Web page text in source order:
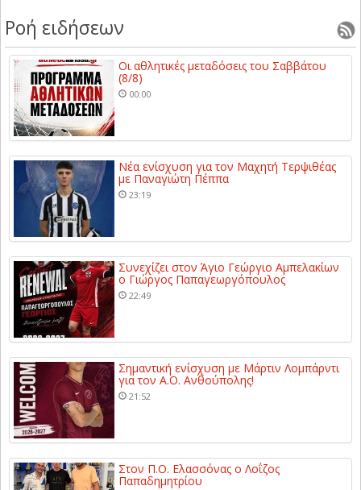
Ροή ειδήσεων
Οι αθλητικές μεταδόσεις του Σαββάτου
(8/8)
00:00
Νέα ενίσχυση για τον Μαχητή Τερψιθέας
με Παναγιώτη Πέππα
23:19
Συνεχίζει στον Άγιο Γεώργιο Αμπελακίων
ο Γιώργος Παπαγεωργόπουλος
22:49
Σημαντική ενίσχυση με Μάρτιν Λομπάρντι
για τον Α.Ο. Ανθούπολης!
21:52
Στον Π.Ο. Ελασσόνας ο Λοΐζος
Παπαδημητρίου